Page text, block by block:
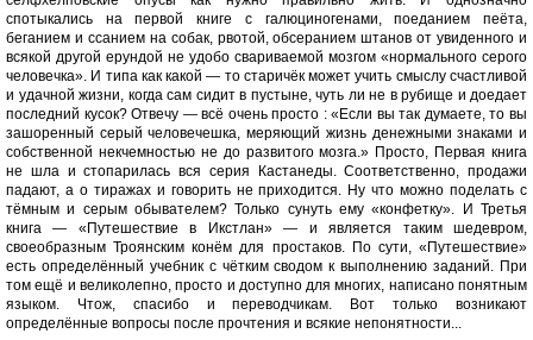
спотыкались на первой книге с галюциногенами, поеданием пеёта,
беганием и ссанием на собак, рвотой, обсеранием штанов от увиденного и
всякой другой ерундой не удобо свариваемой мозгом «нормального серого
человечка». И типа как какой — то старичёк может учить смыслу счастливой
и удачной жизни, когда сам сидит в пустыне, чуть ли не в рубище и доедает
последний кусок? Отвечу — всё очень просто : «Если вы так думаете, то вы
зашоренный серый человечешка, меряющий жизнь денежными знаками и
собственной некчемностью не до развитого мозга.» Просто, Первая книга
не шла и стопарилась вся серия Кастанеды. Соответственно, продажи
падают, а о тиражах и говорить не приходится. Ну что можно поделать с
тёмным и серым обывателем? Только сунуть ему «конфетку». И Третья
книга — «Путешествие в Икстлан» — и является таким шедевром,
своеобразным Троянским конём для простаков. По сути, «Путешествие»
есть определённый учебник с чётким сводом к выполнению заданий. При
том ещё и великолепно, просто и доступно для многих, написано понятным
языком. Чтож, спасибо и переводчикам. Вот только возникают
определённые вопросы после прочтения и всякие непонятности...